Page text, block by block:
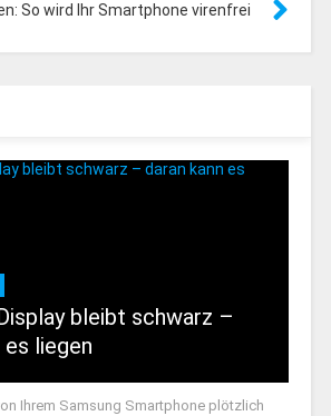
So wird Ihr Smartphone virenfrei
bleibt schwarz –
es liegen
Ihrem Samsung Smartphone plötzlich